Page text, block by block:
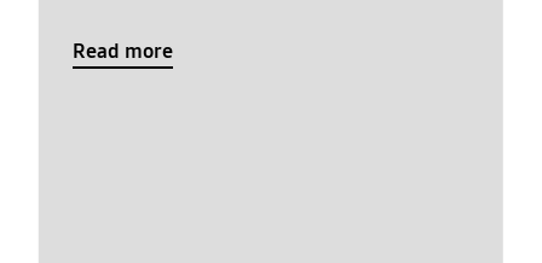
Read more